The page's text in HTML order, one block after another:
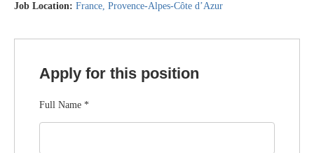
Job Location: France Provence-Alpes-Côte d’Azur
Apply for this position
Full Name *